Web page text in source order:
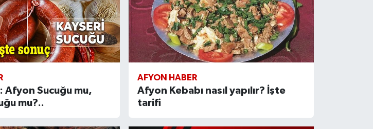
Afyon Sucuğu mu,
mu?..
AFYON HABER
Afyon Kebabı nasıl yapılır? İşte
tarifi